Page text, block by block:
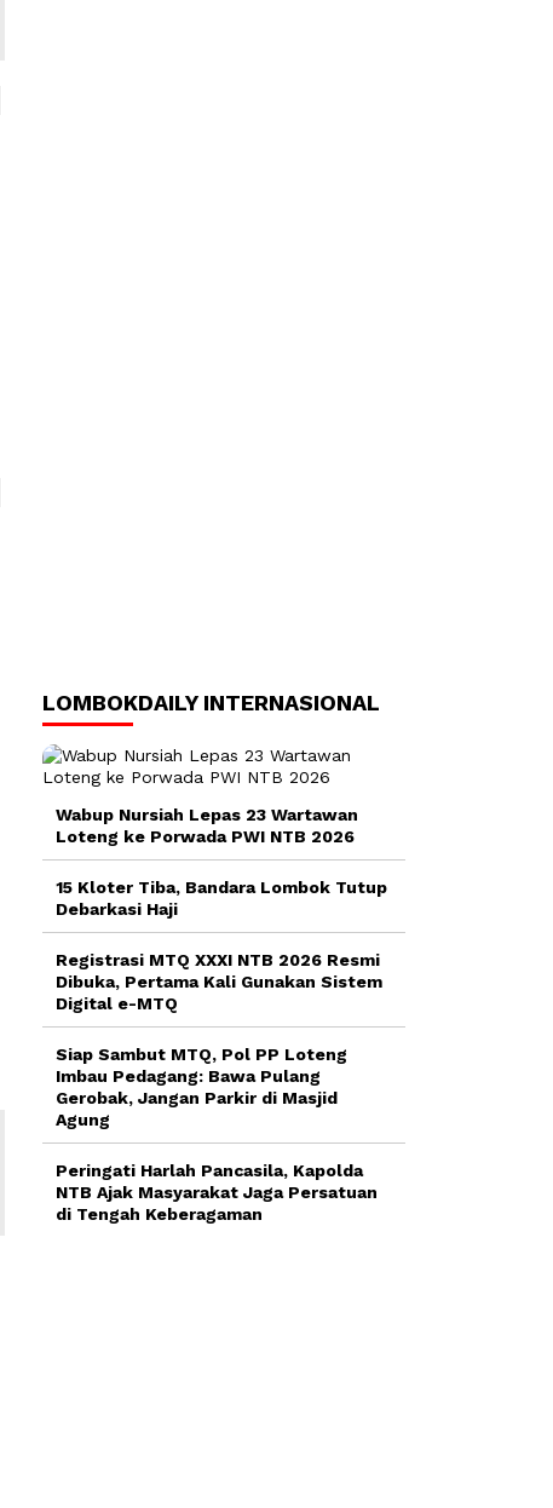
LOMBOKDAILY INTERNASIONAL
Wabup Nursiah Lepas 23 Wartawan
Loteng ke Porwada PWI NTB 2026
15 Kloter Tiba, Bandara Lombok Tutup
Debarkasi Haji
Registrasi MTQ XXXI NTB 2026 Resmi
Dibuka, Pertama Kali Gunakan Sistem
Digital e-MTQ
Siap Sambut MTQ, Pol PP Loteng
Imbau Pedagang: Bawa Pulang
Gerobak, Jangan Parkir di Masjid
Agung
Peringati Harlah Pancasila, Kapolda
NTB Ajak Masyarakat Jaga Persatuan
di Tengah Keberagaman